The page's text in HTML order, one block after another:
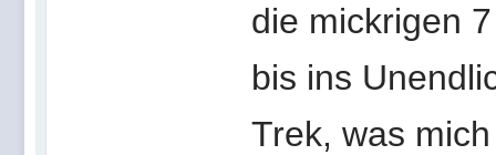
die mickrigen
bis ins
Trek, was